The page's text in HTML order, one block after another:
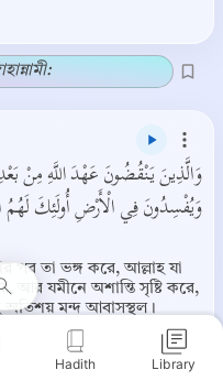
Hadith Library
وَالَّذِينَ يَنْقُضُونَ عَهْدَ اللَّهِ مِنْ
وَيُفْسِدُونَ فِي الْأَرْضِ أُولَئِكَ لَهُمُ
পর তা ভঙ্গ করে, আল্লাহ যা
আর যমীনে অশান্তি সৃষ্টি করে,
অতিশয় মন্দ আবাসস্থল।
স্থাপন করেছেন।